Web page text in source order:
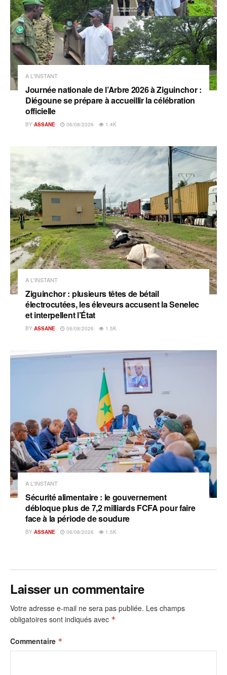
A L'INSTANT
Journée nationale de l’Arbre 2026 à Ziguinchor :
Diégoune se prépare à accueillir la célébration
officielle
BY ASSANE 06/08/2026 1.4K
A L'INSTANT
Ziguinchor : plusieurs têtes de bétail
électrocutées, les éleveurs accusent la Senelec
et interpellent l’État
BY ASSANE 06/08/2026 1.5K
A L'INSTANT
Sécurité alimentaire : le gouvernement
débloque plus de 7,2 milliards FCFA pour faire
face à la période de soudure
BY ASSANE 06/08/2026 1.5K
Laisser un commentaire
Votre adresse e-mail ne sera pas publiée. Les champs
obligatoires sont indiqués avec *
Commentaire *